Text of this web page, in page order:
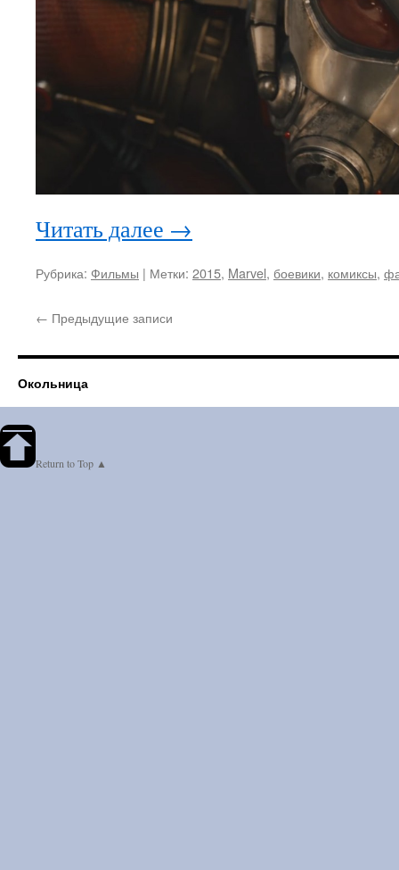
Читать далее →
Рубрика: Фильмы | Метки: 2015, Marvel, боевики, комиксы,
← Предыдущие записи
Окольница
Return to Top ▲